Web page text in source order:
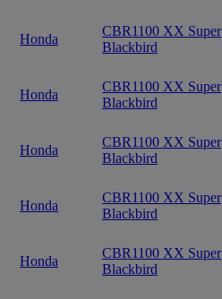
Honda
CBR1100 XX Super
Blackbird
Honda
CBR1100 XX Super
Blackbird
Honda
CBR1100 XX Super
Blackbird
Honda
CBR1100 XX Super
Blackbird
Honda
CBR1100 XX Super
Blackbird